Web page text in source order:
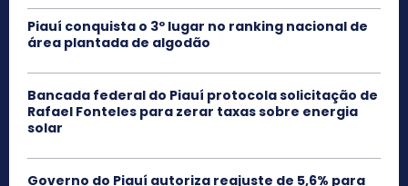
Piauí conquista o 3º lugar no ranking nacional de
área plantada de algodão
Bancada federal do Piauí protocola solicitação de
Rafael Fonteles para zerar taxas sobre energia
solar
Governo do Piauí autoriza reajuste de 5,6% para